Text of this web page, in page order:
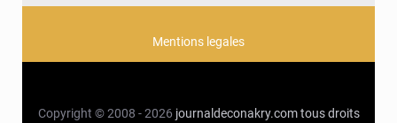
Mentions legales
Copyright © 2008 - 2026 journaldeconakry.com tous droits